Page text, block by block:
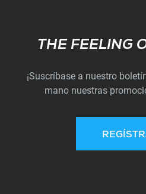
THE FEELING
¡Suscríbase a nuestro
mano nuestras